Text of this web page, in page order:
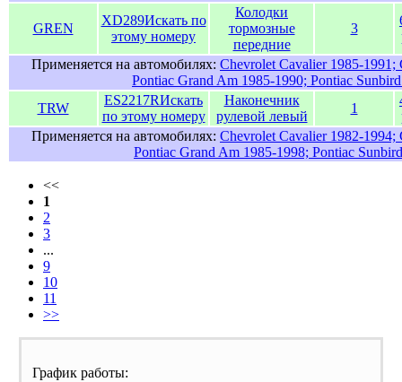
GREN
XD289Искать по
этому номеру
Колодки
тормозные
передние
3
Применяется на автомобилях: Chevrolet Cavalier 1985-1991;
Pontiac Grand Am 1985-1990; Pontiac
TRW
ES2217RИскать
по этому номеру
Наконечник
рулевой левый
1
Применяется на автомобилях: Chevrolet Cavalier 1982-1994;
Pontiac Grand Am 1985-1998; Pontiac
<<
1
2
3
...
9
10
11
>>
График работы: